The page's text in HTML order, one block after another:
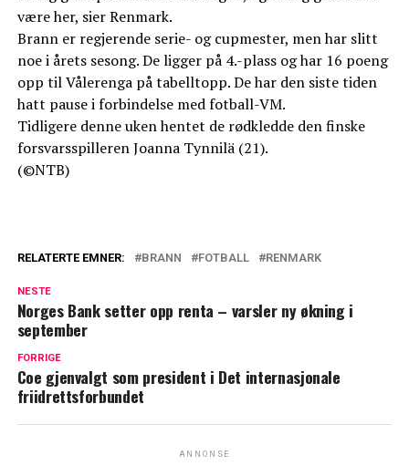
være her, sier Renmark.
Brann er regjerende serie- og cupmester, men har slitt
noe i årets sesong. De ligger på 4.-plass og har 16 poeng
opp til Vålerenga på tabelltopp. De har den siste tiden
hatt pause i forbindelse med fotball-VM.
Tidligere denne uken hentet de rødkledde den finske
forsvarsspilleren Joanna Tynnilä (21).
(©NTB)
RELATERTE EMNER: BRANN FOTBALL RENMARK
NESTE
Norges Bank setter opp renta – varsler ny økning i
september
FORRIGE
Coe gjenvalgt som president i Det internasjonale
friidrettsforbundet
ANNONSE